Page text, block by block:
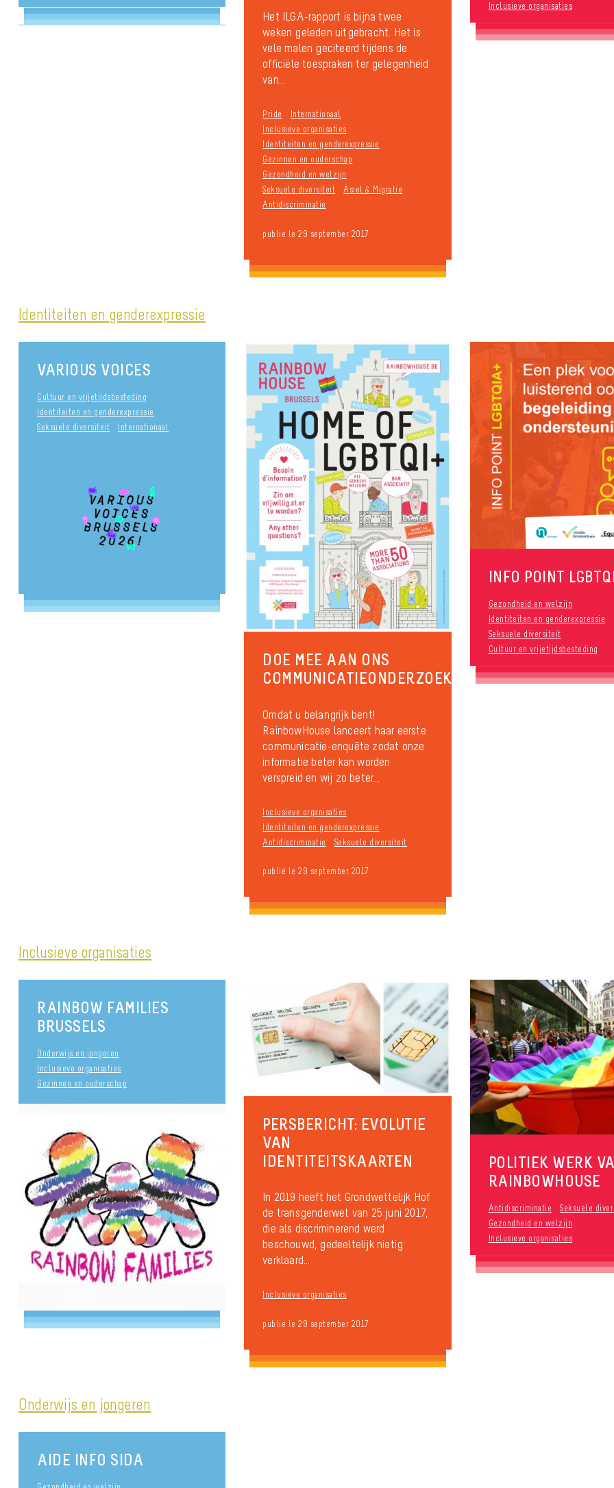
Het ILGA-rapport is bijna twee
weken geleden uitgebracht. Het is
vele malen geciteerd tijdens de
officiële toespraken ter gelegenheid
van...
Pride
Internationaal
Inclusieve organisaties
Identiteiten en genderexpressie
Gezinnen en ouderschap
Gezondheid en welzijn
Seksuele diversiteit
Asiel & Migratie
Antidiscriminatie
publié le 29 september 2017
Inclusieve organisaties
Identiteiten en genderexpressie
VARIOUS VOICES
Cultuur en vrijetijdsbesteding
Identiteiten en genderexpressie
Seksuele diversiteit
Internationaal
DOE MEE AAN ONS
COMMUNICATIEONDERZOEK
Omdat u belangrijk bent!
RainbowHouse lanceert haar eerste
communicatie-enquête zodat onze
informatie beter kan worden
verspreid en wij zo beter...
Inclusieve organisaties
Identiteiten en genderexpressie
Antidiscriminatie
Seksuele diversiteit
publié le 29 september 2017
INFO POINT
Gezondheid en welzijn
Identiteiten en genderexpressie
Seksuele diversiteit
Cultuur en vrijetijdsbesteding
Inclusieve organisaties
RAINBOW FAMILIES
BRUSSELS
Onderwijs en jongeren
Inclusieve organisaties
Gezinnen en ouderschap
PERSBERICHT: EVOLUTIE
VAN
IDENTITEITSKAARTEN
In 2019 heeft het Grondwettelijk Hof
de transgenderwet van 25 juni 2017,
die als discriminerend werd
beschouwd, gedeeltelijk nietig
verklaard...
Inclusieve organisaties
publié le 29 september 2017
POLITIEK WERK
RAINBOWHOUSE
Antidiscriminatie
Seksuele
Gezondheid en welzijn
Inclusieve organisaties
Onderwijs en jongeren
AIDE INFO SIDA